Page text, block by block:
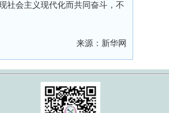
会主义现代化而共同奋斗，不
来源：新华网